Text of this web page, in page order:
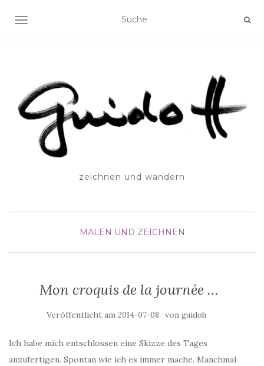
SCHALTE NAVIGATION
zeichnen und wandern
MALEN UND ZEICHNEN
Mon croquis de la journée …
Veröffentlicht am 2014-07-08 von guidoh
Ich habe mich entschlossen eine Skizze des Tages
anzufertigen. Spontan wie ich es immer mache. Manchmal